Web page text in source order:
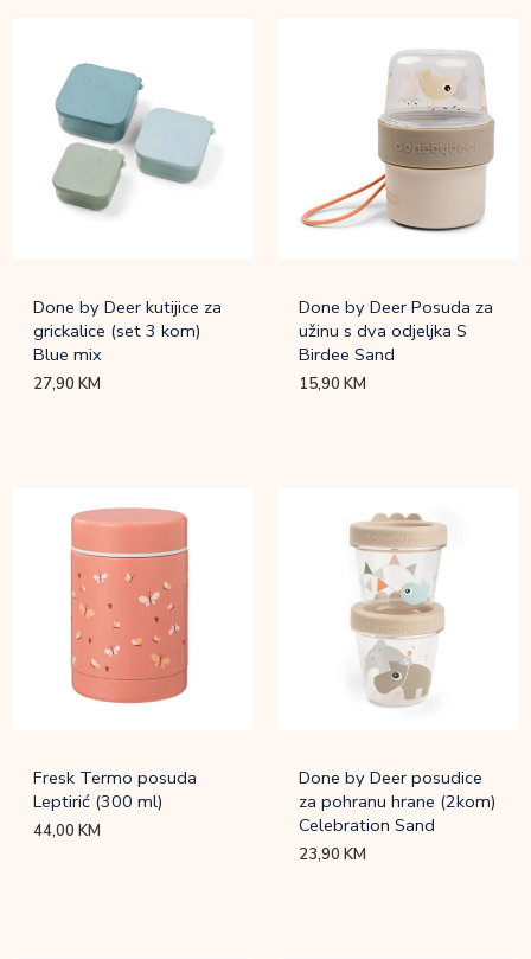
Done by Deer kutijice za
grickalice (set 3 kom)
Blue mix
27,90KM
Done by Deer Posuda za
užinu s dva odjeljka S
Birdee Sand
15,90KM
Fresk Termo posuda
Leptirić (300 ml)
44,00KM
Done by Deer posudice
za pohranu hrane (2kom)
Celebration Sand
23,90KM